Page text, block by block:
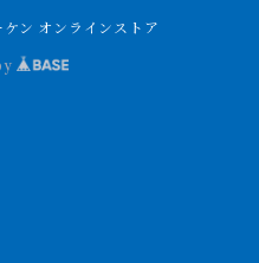
ン オンラインストア